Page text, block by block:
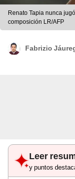
Renato Tapia nunca
composición LR/AFP
Fabrizio
Leer
y puntos